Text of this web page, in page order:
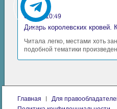
Аида
06 май 10:49
Читала легко, местами хоть
подобной тематики
Главная
Для